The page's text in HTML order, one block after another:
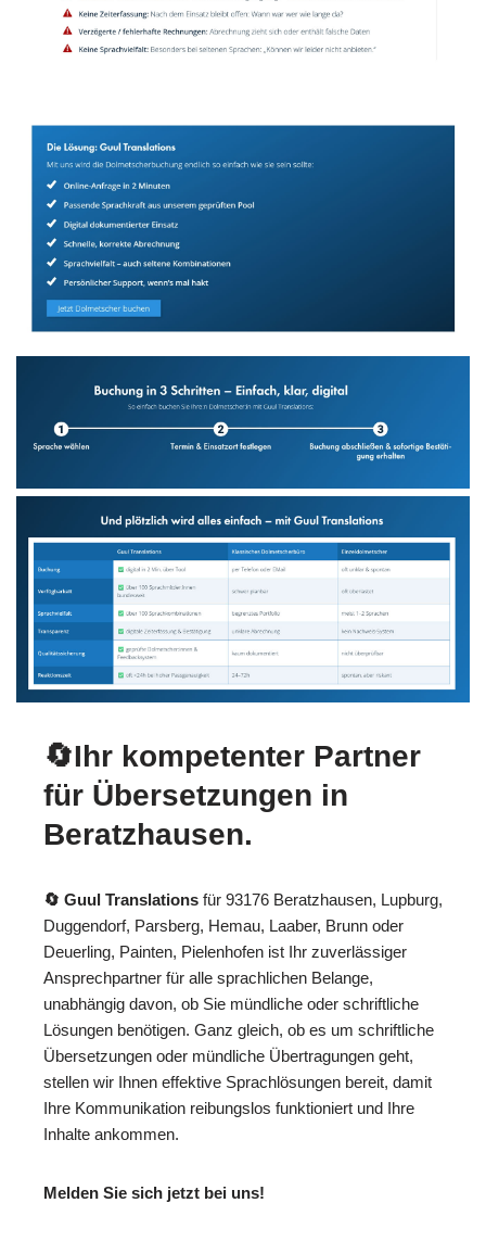
🔄Ihr kompetenter Partner
für Übersetzungen in
Beratzhausen.
🔄 Guul Translations für 93176 Beratzhausen, Lupburg,
Duggendorf, Parsberg, Hemau, Laaber, Brunn oder
Deuerling, Painten, Pielenhofen ist Ihr zuverlässiger
Ansprechpartner für alle sprachlichen Belange,
unabhängig davon, ob Sie mündliche oder schriftliche
Lösungen benötigen. Ganz gleich, ob es um schriftliche
Übersetzungen oder mündliche Übertragungen geht,
stellen wir Ihnen effektive Sprachlösungen bereit, damit
Ihre Kommunikation reibungslos funktioniert und Ihre
Inhalte ankommen.
Melden Sie sich jetzt bei uns!